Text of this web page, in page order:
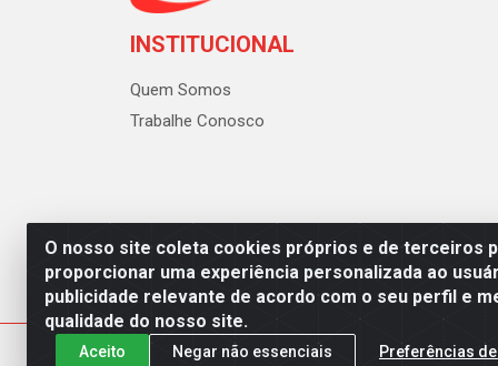
O nosso site coleta cookies próprios e de terceiros
proporcionar uma experiência personalizada ao
publicidade relevante de acordo com o seu perfil e
qualidade do nosso site.
Aceito Negar não essenciais Preferências
INSTITUCIONAL
Quem Somos
Trabalhe Conosco
Polybalas - Rua João Miguel